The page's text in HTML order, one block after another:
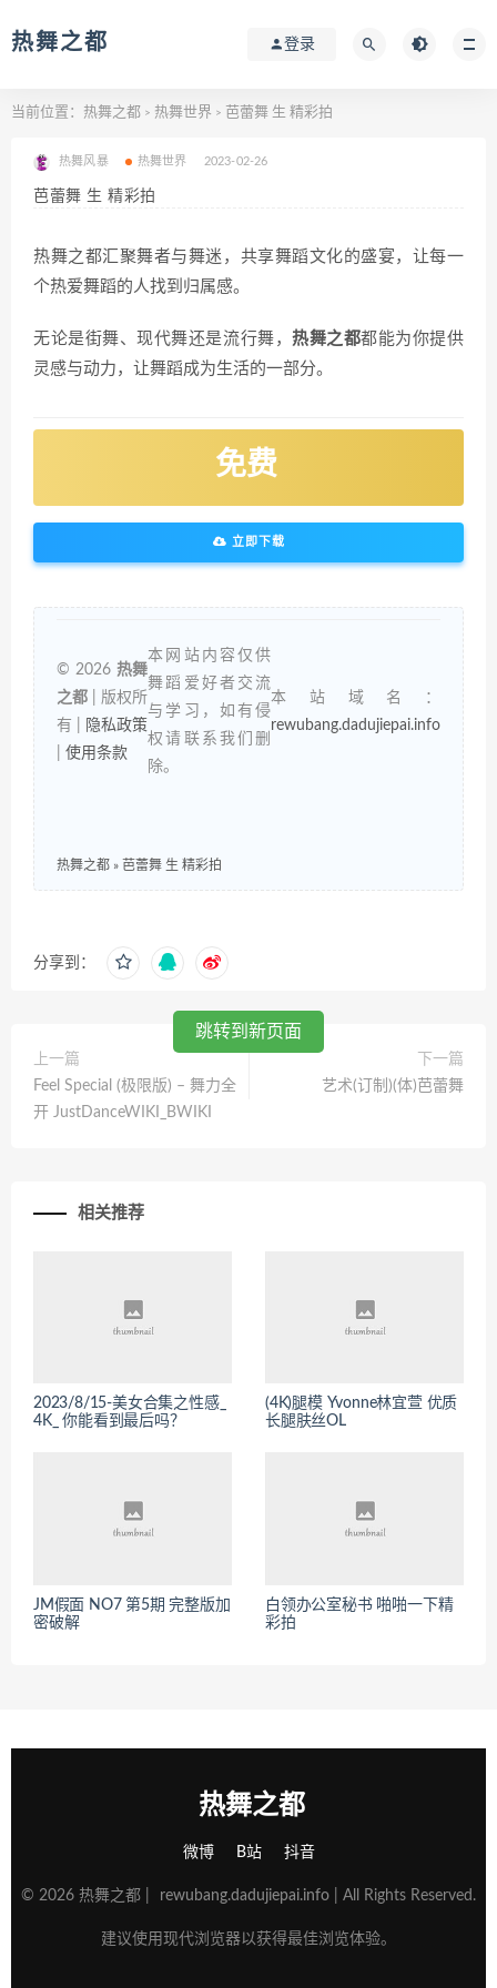
热舞之都 登录
当前位置： 热舞之都 > 热舞世界 > 芭蕾舞 生 精彩拍
热舞风暴 热舞世界 2023-02-26
芭蕾舞 生 精彩拍
热舞之都汇聚舞者与舞迷，共享舞蹈文化的盛宴，让每一
个热爱舞蹈的人找到归属感。
无论是街舞、现代舞还是流行舞，热舞之都都能为你提供
灵感与动力，让舞蹈成为生活的一部分。
免费
立即下载
© 2026 热舞
之都 | 版权所
有 |
隐私政策
使用条款
本网站内容仅供
舞蹈爱好者交流
与学习，如有侵
权请联系我们删
除。
本站域名：
rewubang.dadujiepai.info
热舞之都 » 芭蕾舞 生 精彩拍
分享到：
上一篇
Feel Special (极限版) – 舞力全
开 JustDanceWIKI_BWIKI
下一篇
艺术(订制)(体)芭蕾舞
相关推荐
2023/8/15-美女合集之性感_
4K_ 你能看到最后吗？
(4K)腿模 Yvonne林宜萱 优质
长腿肤丝OL
JM假面 NO7 第5期 完整版加
密破解
白领办公室秘书 啪啪一下精
彩拍
热舞之都
微博 B站 抖音
© 2026 热舞之都 | rewubang.dadujiepai.info | All Rights Reserved.
建议使用现代浏览器以获得最佳浏览体验。
跳转到新页面